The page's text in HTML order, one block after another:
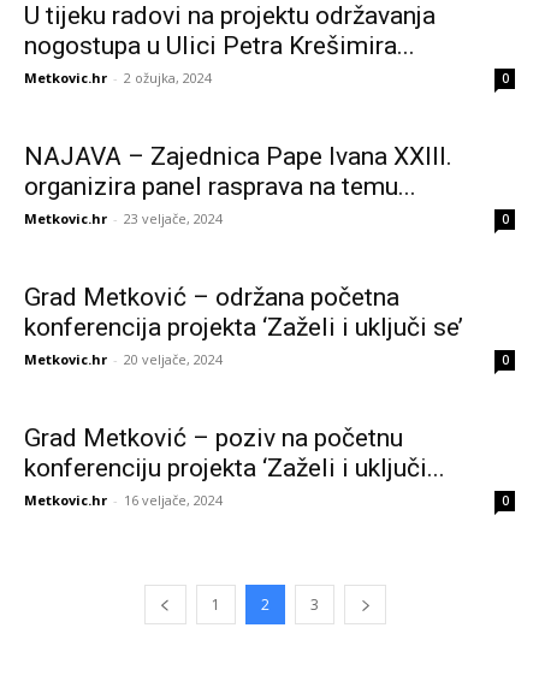
U tijeku radovi na projektu održavanja
nogostupa u Ulici Petra Krešimira...
Metkovic.hr - 2 ožujka, 2024 0
NAJAVA – Zajednica Pape Ivana XXIII.
organizira panel rasprava na temu...
Metkovic.hr - 23 veljače, 2024 0
Grad Metković – održana početna
konferencija projekta ‘Zaželi i uključi se’
Metkovic.hr - 20 veljače, 2024 0
Grad Metković – poziv na početnu
konferenciju projekta ‘Zaželi i uključi...
Metkovic.hr - 16 veljače, 2024 0
1 2 3